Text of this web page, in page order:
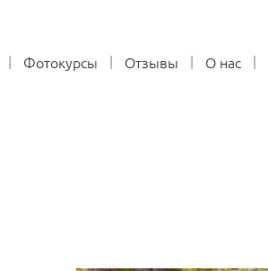
Фотокурсы Отзывы О нас